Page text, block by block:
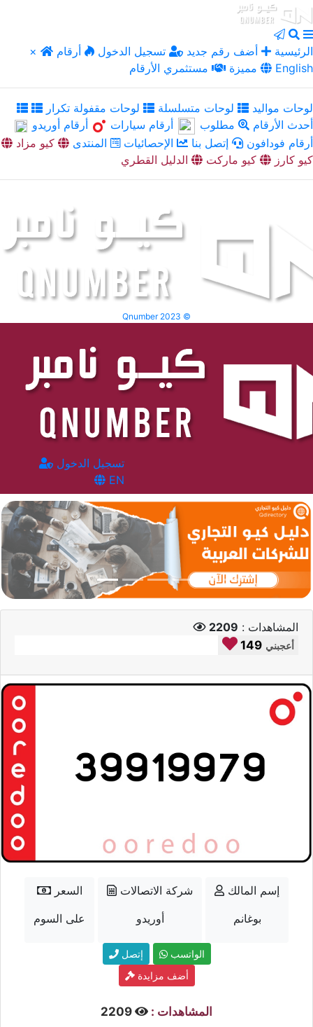
× الرئيسية أضف رقم جديد تسجيل الدخول
أرقام
مميزة
مستثمري الأرقام English
لوحات مواليد لوحات متسلسلة
لوحات مقفولة تكرار
أحدث الأرقام
مطلوب أرقام سيارات
أرقام أوريدو
أرقام فودافون
إتصل بنا الإحصائيات المنتدى
كيو مزاد
كيو كارز
كيو ماركت الدليل القطري
Qnumber 2023 ©
تسجيل الدخول
EN
المشاهدات : 2209
149 أعجبني
السعر
على السوم
شركة الاتصالات
أوريدو
إسم المالك
بوغانم
إتصل
الواتسب
أضف مزايدة
المشاهدات :